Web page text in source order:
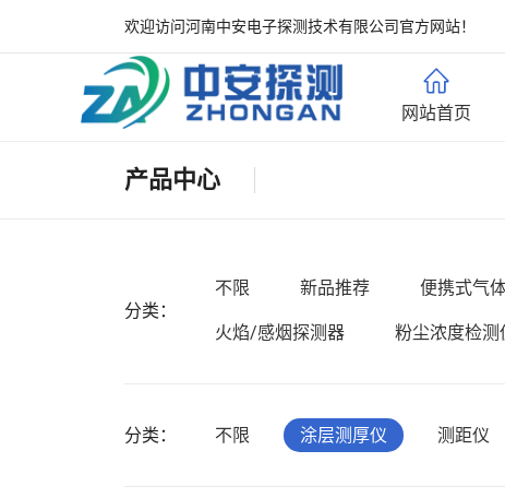
欢迎访问河南中安电子探测技术有限公司官方网站！
网站首页
产品中心
分类：
不限 新品推荐 便携式气
火焰/感烟探测器 粉尘浓度检测
分类： 不限 涂层测厚仪 测距仪